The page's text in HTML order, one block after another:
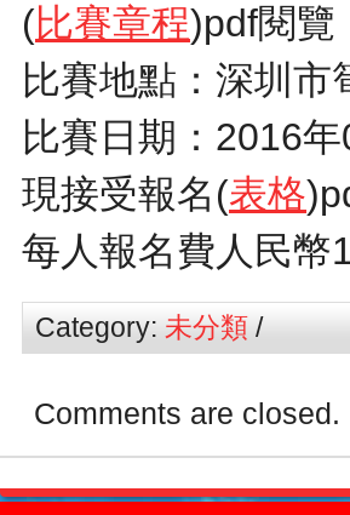
(比賽章程)pdf閱覽
比賽地點：深圳
比賽日期：2016年
現接受報名(表格
每人報名費人民幣
Category: 未分類 /
Comments are closed.